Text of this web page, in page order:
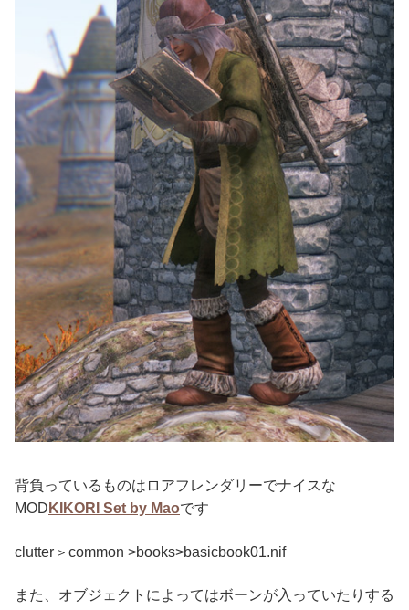
背負っているものはロアフレンダリーでナイスな
MOD KIKORI Set by Maoです
clutter＞common >books>basicbook01.nif
また、オブジェクトによってはボーンが入っていたりする